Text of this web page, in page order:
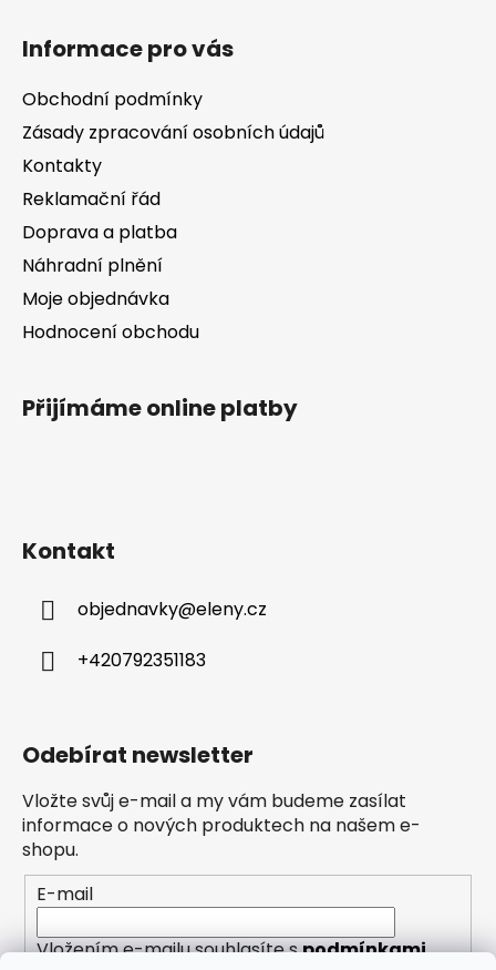
Informace pro vás
Obchodní podmínky
Zásady zpracování osobních údajů
Kontakty
Reklamační řád
Doprava a platba
Náhradní plnění
Moje objednávka
Hodnocení obchodu
Přijímáme online platby
Kontakt
objednavky@eleny.cz
+420792351183
Odebírat newsletter
Vložte svůj e-mail a my vám budeme zasílat
informace o nových produktech na našem e-
shopu.
E-mail
Vložením e-mailu souhlasíte spodmínkami